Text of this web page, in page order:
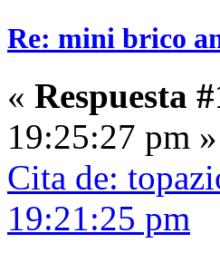
Re: mini brico
« Respuesta
19:25:27 pm »
Cita de:
19:21:25 pm